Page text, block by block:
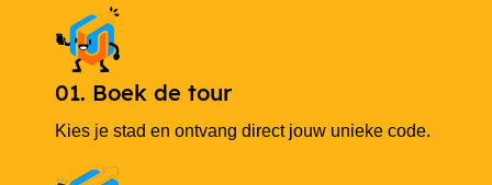
01. Boek de tour
Kies je stad en ontvang direct jouw unieke code.